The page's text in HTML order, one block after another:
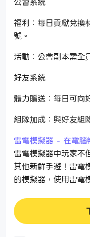
福利：每日貢獻兌換
號。
活動：公會副本需全
好友系統
體力贈送：每日可向
組隊加成：與好友組
雷電模擬器 - 在電腦
雷電模擬器中玩家不
其他新鮮手遊！雷電
的模擬器，使用雷電